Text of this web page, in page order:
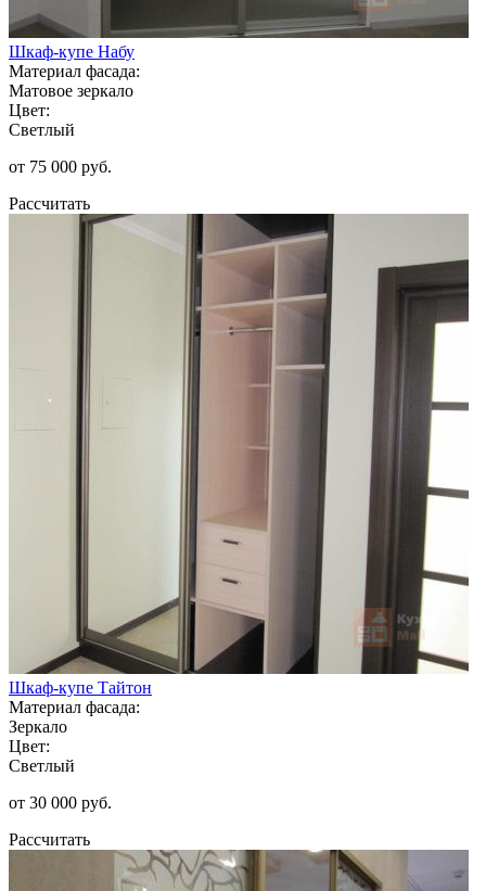
Шкаф-купе Набу
Материал фасада:
Матовое зеркало
Цвет:
Светлый
от 75 000 руб.
Рассчитать
Шкаф-купе Тайтон
Материал фасада:
Зеркало
Цвет:
Светлый
от 30 000 руб.
Рассчитать